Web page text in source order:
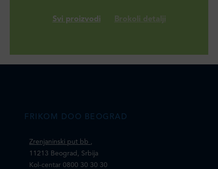
Svi proizvodi Brokoli detalji
FRIKOM DOO BEOGRAD
Zrenjaninski put bb ,
11213 Beograd, Srbija
Kol-centar 0800 30 30 30